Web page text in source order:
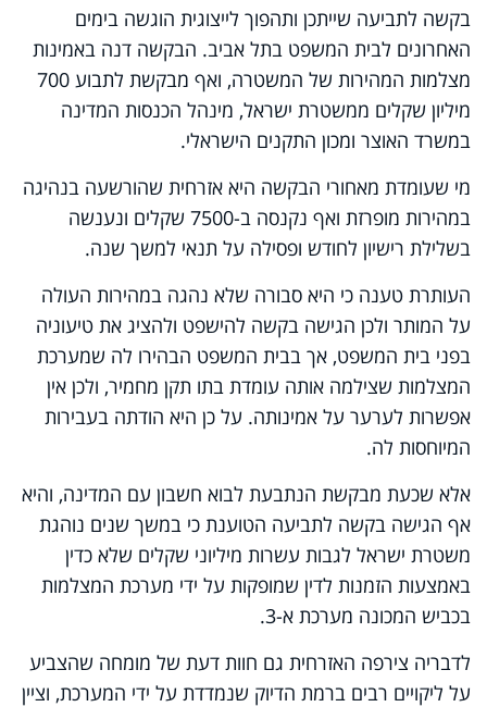
בקשה לתביעה שייתכן ותהפוך לייצוגית הוגשה בימים
האחרונים לבית המשפט בתל אביב. הבקשה דנה באמינות
מצלמות המהירות של המשטרה, ואף מבקשת לתבוע 700
מיליון שקלים ממשטרת ישראל, מינהל הכנסות המדינה
במשרד האוצר ומכון התקנים הישראלי.
מי שעומדת מאחורי הבקשה היא אזרחית שהורשעה בנהיגה
במהירות מופרזת ואף נקנסה ב-7500 שקלים ונענשה
בשלילת רישיון לחודש ופסילה על תנאי למשך שנה.
העותרת טענה כי היא סבורה שלא נהגה במהירות העולה
על המותר ולכן הגישה בקשה להישפט ולהציג את טיעוניה
בפני בית המשפט, אך בבית המשפט הבהירו לה שמערכת
המצלמות שצילמה אותה עומדת בתו תקן מחמיר, ולכן אין
אפשרות לערער על אמינותה. על כן היא הודתה בעבירות
המיוחסות לה.
אלא שכעת מבקשת הנתבעת לבוא חשבון עם המדינה, והיא
אף הגישה בקשה לתביעה הטוענת כי במשך שנים נוהגת
משטרת ישראל לגבות עשרות מיליוני שקלים שלא כדין
באמצעות הזמנות לדין שמופקות על ידי מערכת המצלמות
בכביש המכונה מערכת א-3.
לדבריה צירפה האזרחית גם חוות דעת של מומחה שהצביע
על ליקויים רבים ברמת הדיוק שנמדדת על ידי המערכת, וציין